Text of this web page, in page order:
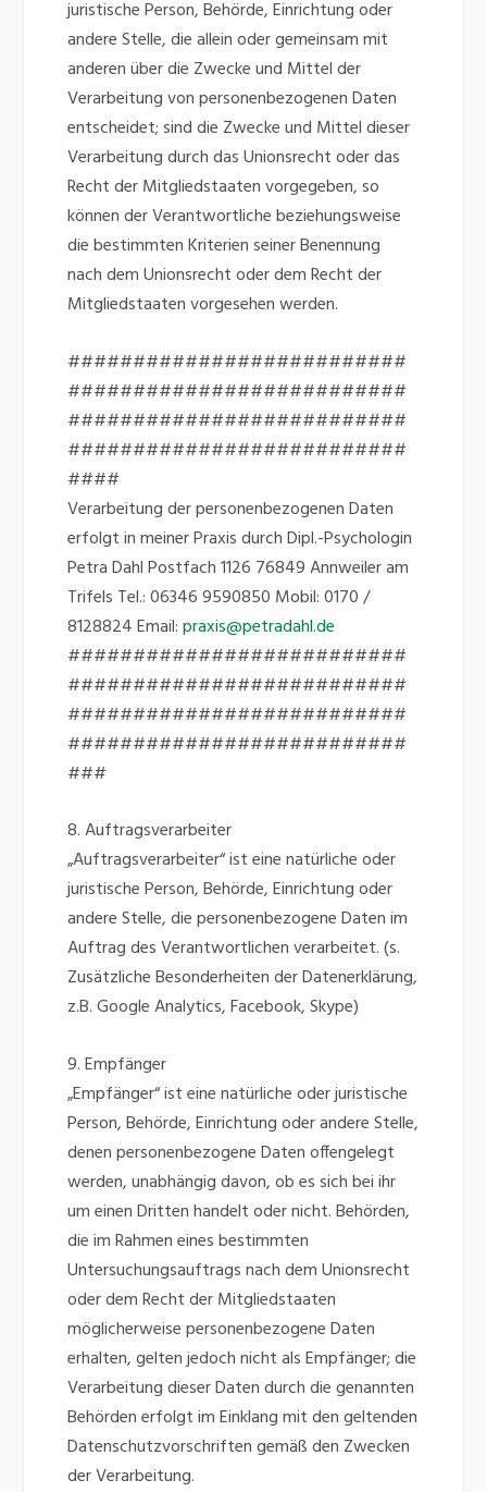
juristische Person, Behörde, Einrichtung oder
andere Stelle, die allein oder gemeinsam mit
anderen über die Zwecke und Mittel der
Verarbeitung von personenbezogenen Daten
entscheidet; sind die Zwecke und Mittel dieser
Verarbeitung durch das Unionsrecht oder das
Recht der Mitgliedstaaten vorgegeben, so
können der Verantwortliche beziehungsweise
die bestimmten Kriterien seiner Benennung
nach dem Unionsrecht oder dem Recht der
Mitgliedstaaten vorgesehen werden.
##########################
##########################
##########################
##########################
####
Verarbeitung der personenbezogenen Daten
erfolgt in meiner Praxis durch Dipl.-Psychologin
Petra Dahl Postfach 1126 76849 Annweiler am
Trifels Tel.: 06346 9590850 Mobil: 0170 /
8128824 Email:praxis@petradahl.de
##########################
##########################
##########################
##########################
###
8. Auftragsverarbeiter
„Auftragsverarbeiter“ ist eine natürliche oder
juristische Person, Behörde, Einrichtung oder
andere Stelle, die personenbezogene Daten im
Auftrag des Verantwortlichen verarbeitet. (s.
Zusätzliche Besonderheiten der Datenerklärung,
z.B. Google Analytics, Facebook, Skype)
9. Empfänger
„Empfänger“ ist eine natürliche oder juristische
Person, Behörde, Einrichtung oder andere Stelle,
denen personenbezogene Daten offengelegt
werden, unabhängig davon, ob es sich bei ihr
um einen Dritten handelt oder nicht. Behörden,
die im Rahmen eines bestimmten
Untersuchungsauftrags nach dem Unionsrecht
oder dem Recht der Mitgliedstaaten
möglicherweise personenbezogene Daten
erhalten, gelten jedoch nicht als Empfänger; die
Verarbeitung dieser Daten durch die genannten
Behörden erfolgt im Einklang mit den geltenden
Datenschutzvorschriften gemäß den Zwecken
der Verarbeitung.